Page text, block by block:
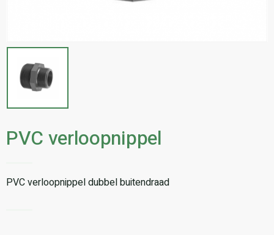
PVC verloopnippel
PVC verloopnippel dubbel buitendraad